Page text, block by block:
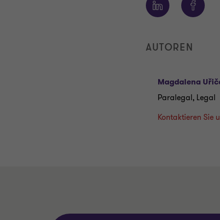
AUTOREN
Magdalena
Paralegal, Legal
Kontaktieren Sie